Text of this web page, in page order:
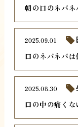
朝の口のネバネ
口のネバネバ
2025.09.01
口の中の痛く
2025.08.30